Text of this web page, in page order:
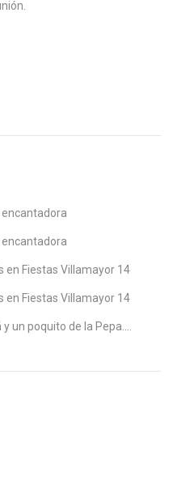
en Fiestas Villamayor 14
en Fiestas Villamayor 14
un poquito de la Pepa….